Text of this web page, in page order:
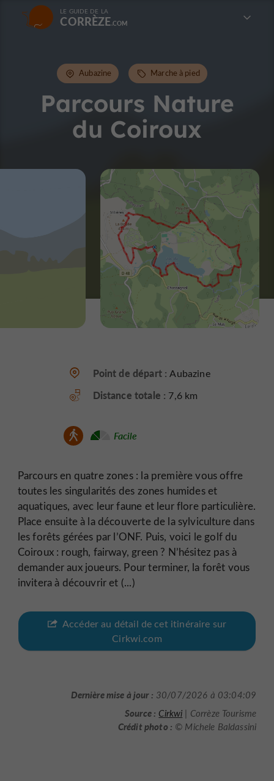
LE GUIDE DE LA
CORRÈZE
Parcours Nature
du Coiroux
Aubazine Marche à pied
Point de départ :Aubazine
Distance totale : 7,6 km
Facile
Parcours en quatre zones : la première vous offre
toutes les singularités des zones humides et
aquatiques, avec leur faune et leur flore particulière.
Place ensuite à la découverte de la sylviculture dans
les forêts gérées par l’ONF. Puis, voici le golf du
Coiroux : rough, fairway, green ? N’hésitez pas à
demander aux joueurs. Pour terminer, la forêt vous
invitera à découvrir et (...)
Accéder au détail de cet itinéraire sur
Cirkwi.com
Dernière mise à jour : 30/07/2026 à 03:04:09
Source : Cirkwi | Corrèze Tourisme
Crédit photo : © Michele Baldassini